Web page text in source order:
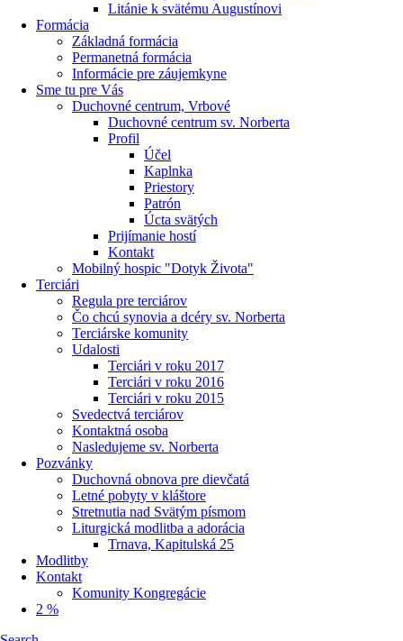
Litánie k svätému Augustínovi
Formácia
Základná formácia
Permanetná formácia
Informácie pre záujemkyne
Sme tu pre Vás
Duchovné centrum, Vrbové
Duchovné centrum sv. Norberta
Profil
Účel
Kaplnka
Priestory
Patrón
Úcta svätých
Prijímanie hostí
Kontakt
Mobilný hospic "Dotyk Života"
Terciári
Regula pre terciárov
Čo chcú synovia a dcéry sv. Norberta
Terciárske komunity
Udalosti
Terciári v roku 2017
Terciári v roku 2016
Terciári v roku 2015
Svedectvá terciárov
Kontaktná osoba
Nasledujeme sv. Norberta
Pozvánky
Duchovná obnova pre dievčatá
Letné pobyty v kláštore
Stretnutia nad Svätým písmom
Liturgická modlitba a adorácia
Trnava, Kapitulská 25
Modlitby
Kontakt
Komunity Kongregácie
2 %